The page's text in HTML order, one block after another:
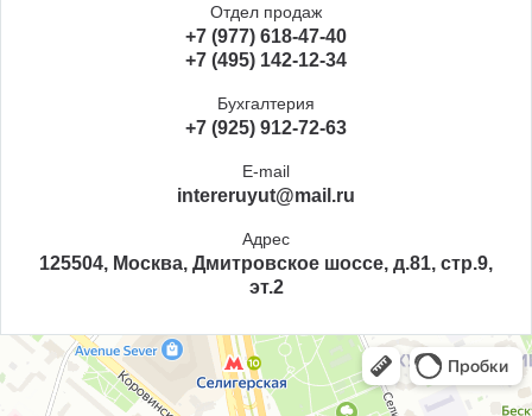
Отдел продаж
+7 (977) 618-47-40
+7 (495) 142-12-34
Бухгалтерия
+7 (925) 912-72-63
E-mail
intereruyut@mail.ru
Адрес
125504, Москва, Дмитровское шоссе, д.81, стр.9,
эт.2